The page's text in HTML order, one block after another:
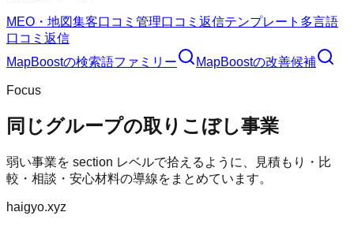
MEO・地図集客口コミ管理口コミ返信テンプレート 多言語
口コミ返信
MapBoostの検索語ファミリー MapBoostの改善候補
Focus
同じグループの取りこぼし事業
弱い事業を section レベルで拾えるように、見積もり・比
較・相談・安心材料の導線をまとめています。
haigyo.xyz